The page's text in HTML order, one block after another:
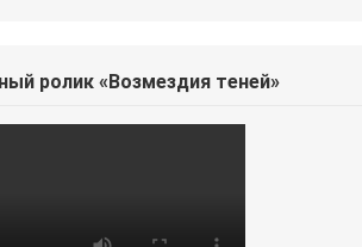
ролик «Возмездия теней»